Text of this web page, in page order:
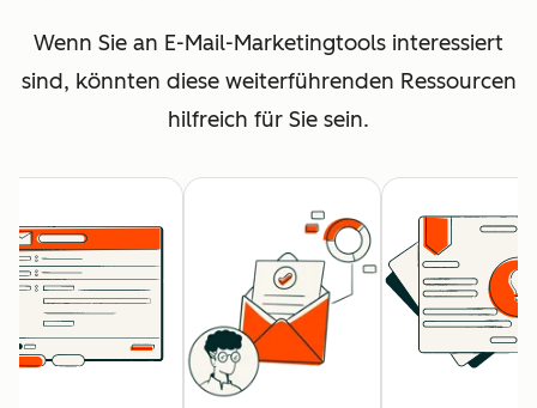
Wenn Sie an E-Mail-Marketingtools interessiert
sind, könnten diese weiterführenden Ressourcen
hilfreich für Sie sein.